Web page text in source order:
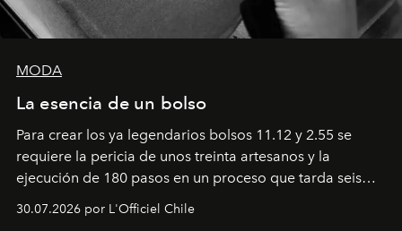
MODA
La esencia de un bolso
Para crear los ya legendarios bolsos 11.12 y 2.55 se
requiere la pericia de unos treinta artesanos y la
ejecución de 180 pasos en un proceso que tarda seis
semanas. Los expertos ponen en práctica una técnica
que se enseña solamente en la escuela de formación de
30.07.2026 por L'Officiel Chile